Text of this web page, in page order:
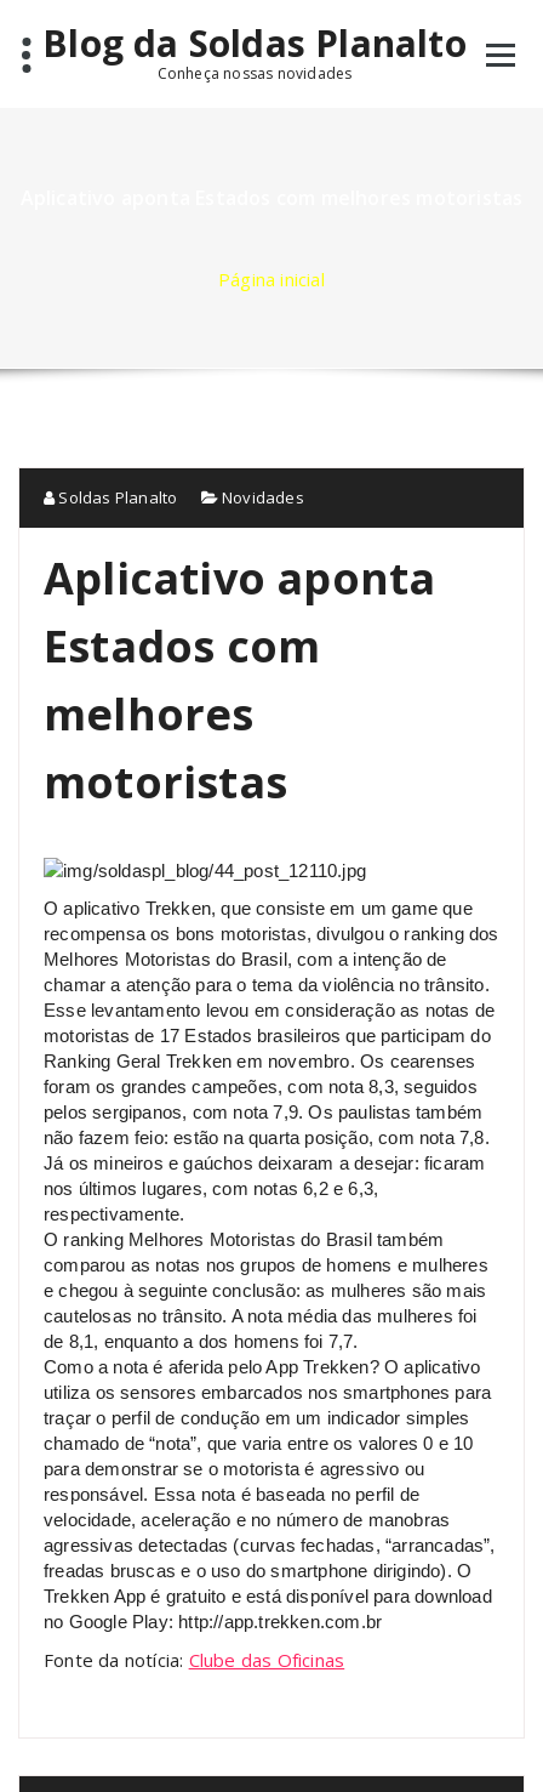
para Blog da Soldas Planalto
Conheça nossas novidades
Página inicial
Soldas Planalto Novidades
Aplicativo aponta
Estados com
melhores
motoristas
O aplicativo Trekken, que consiste em um game que
recompensa os bons motoristas, divulgou o ranking dos
Melhores Motoristas do Brasil, com a intenção de
chamar a atenção para o tema da violência no trânsito.
Esse levantamento levou em consideração as notas de
motoristas de 17 Estados brasileiros que participam do
Ranking Geral Trekken em novembro. Os cearenses
foram os grandes campeões, com nota 8,3, seguidos
pelos sergipanos, com nota 7,9. Os paulistas também
não fazem feio: estão na quarta posição, com nota 7,8.
Já os mineiros e gaúchos deixaram a desejar: ficaram
nos últimos lugares, com notas 6,2 e 6,3,
respectivamente.
O ranking Melhores Motoristas do Brasil também
comparou as notas nos grupos de homens e mulheres
e chegou à seguinte conclusão: as mulheres são mais
cautelosas no trânsito. A nota média das mulheres foi
de 8,1, enquanto a dos homens foi 7,7.
Como a nota é aferida pelo App Trekken? O aplicativo
utiliza os sensores embarcados nos smartphones para
traçar o perfil de condução em um indicador simples
chamado de “nota”, que varia entre os valores 0 e 10
para demonstrar se o motorista é agressivo ou
responsável. Essa nota é baseada no perfil de
velocidade, aceleração e no número de manobras
agressivas detectadas (curvas fechadas, “arrancadas”,
freadas bruscas e o uso do smartphone dirigindo). O
Trekken App é gratuito e está disponível para download
no Google Play: http://app.trekken.com.br
Fonte da notícia: Clube das Oficinas